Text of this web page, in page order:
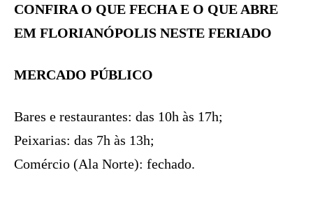
CONFIRA O QUE FECHA E O QUE ABRE
EM FLORIANÓPOLIS NESTE FERIADO
MERCADO PÚBLICO
Bares e restaurantes: das 10h às 17h;
Peixarias: das 7h às 13h;
Comércio (Ala Norte): fechado.